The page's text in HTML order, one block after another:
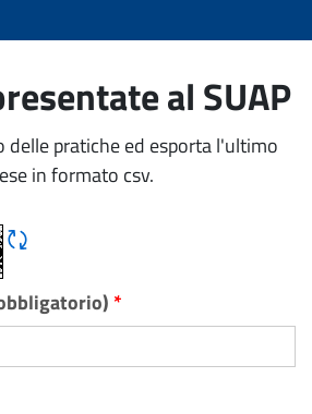
al SUAP
delle pratiche ed esporta l'ultimo
in formato csv.
Rigene CAPTCHA
*